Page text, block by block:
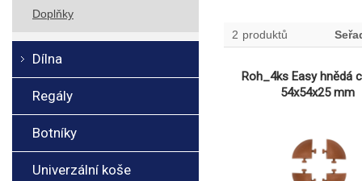
produktů
2
Roh_4ks Easy hnědá
54x54x25 mm
Doplňky
Dílna
Regály
Botníky
Univerzální koše